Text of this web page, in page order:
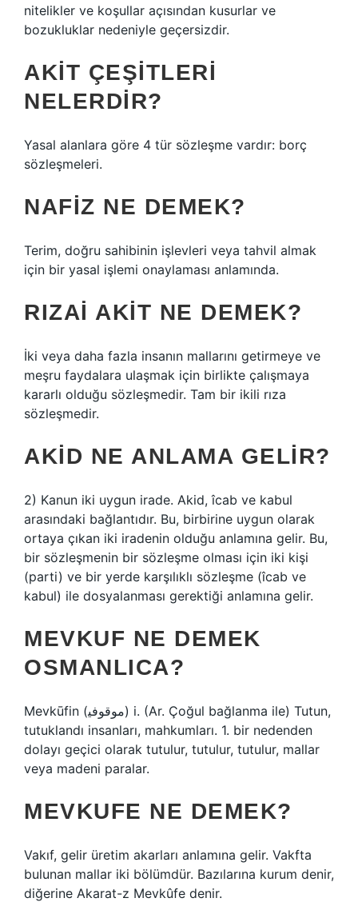
nitelikler ve koşullar açısından kusurlar ve
bozukluklar nedeniyle geçersizdir.
AKIT ÇEŞITLERI
NELERDIR?
Yasal alanlara göre 4 tür sözleşme vardır: borç
sözleşmeleri.
NAFIZ NE DEMEK?
Terim, doğru sahibinin işlevleri veya tahvil almak
için bir yasal işlemi onaylaması anlamında.
RIZAI AKIT NE DEMEK?
İki veya daha fazla insanın mallarını getirmeye ve
meşru faydalara ulaşmak için birlikte çalışmaya
kararlı olduğu sözleşmedir. Tam bir ikili rıza
sözleşmedir.
AKID NE ANLAMA GELIR?
2) Kanun iki uygun irade. Akid, îcab ve kabul
arasındaki bağlantıdır. Bu, birbirine uygun olarak
ortaya çıkan iki iradenin olduğu anlamına gelir. Bu,
bir sözleşmenin bir sözleşme olması için iki kişi
(parti) ve bir yerde karşılıklı sözleşme (îcab ve
kabul) ile dosyalanması gerektiği anlamına gelir.
MEVKUF NE DEMEK
OSMANLICA?
Mevkūfin (ﻣﻮﻗﻮﻓﻴ) i. (Ar. Çoğul bağlanma ile) Tutun,
tutuklandı insanları, mahkumları. 1. bir nedenden
dolayı geçici olarak tutulur, tutulur, tutulur, mallar
veya madeni paralar.
MEVKUFE NE DEMEK?
Vakıf, gelir üretim akarları anlamına gelir. Vakfta
bulunan mallar iki bölümdür. Bazılarına kurum denir,
diğerine Akarat-z Mevkûfe denir.